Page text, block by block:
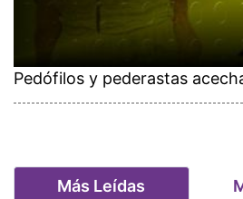
Pedófilos y pederastas
Más Leídas